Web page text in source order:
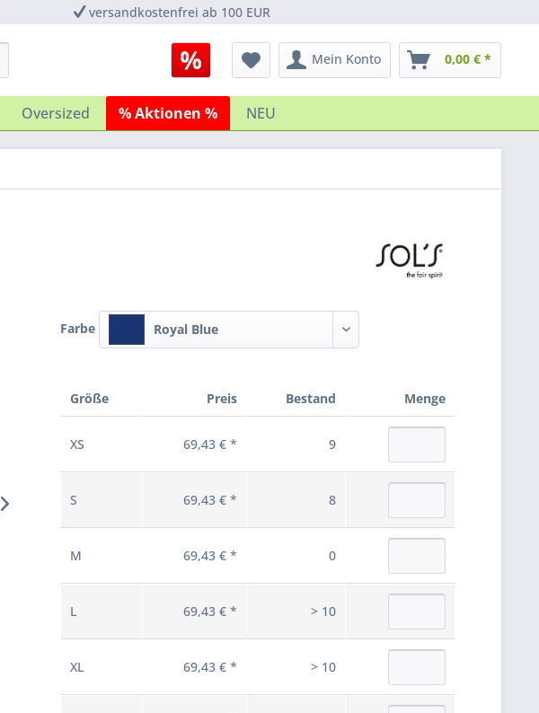
versandkostenfrei ab 100 EUR
Mein Konto 0,00 € *
Oversized % Aktionen % NEU
Farbe Royal Blue
Größe Preis Bestand Menge
XS 69,43 € * 9
S 69,43 € * 8
M 69,43 € * 0
L 69,43 € * > 10
XL 69,43 € * > 10